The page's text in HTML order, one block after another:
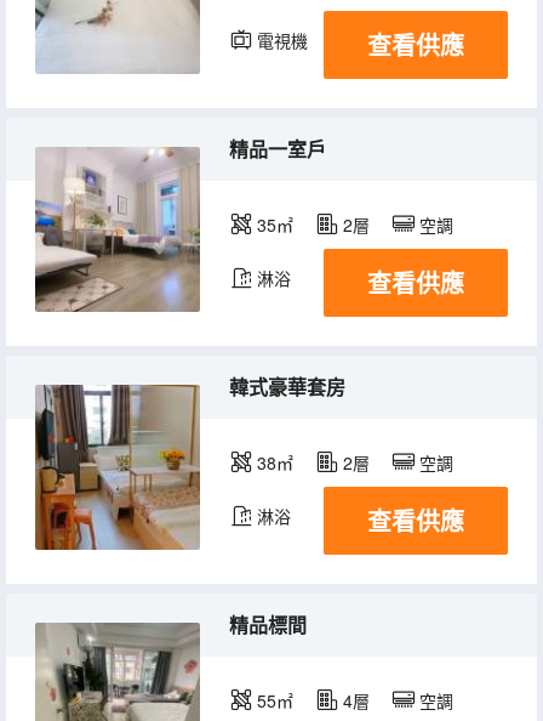
電視機 冰箱
查看供應
精品一室戶
35㎡ 2層 空調
淋浴 查看供應
韓式豪華套房
38㎡ 2層 空調
淋浴 查看供應
精品標間
55㎡ 4層 空調